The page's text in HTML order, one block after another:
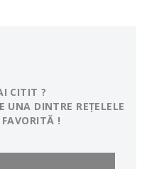
CITIT ?
UNA DINTRE REȚELELE
!